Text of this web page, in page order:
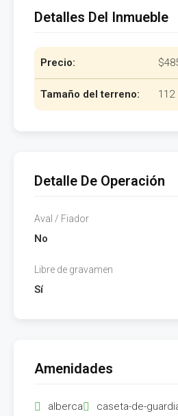
Detalles Del Inmueble
Precio:
Tamaño del terreno: 112
Detalle De Operación
Aval / Fiador
No
Libre de gravamen
Sí
Amenidades
alberca caseta-de-